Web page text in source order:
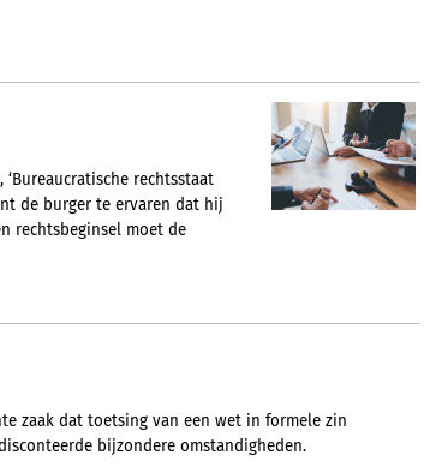
rechtsstaat
de burger te ervaren dat hij
rechtsbeginsel moet de
zaak dat toetsing van een wet in formele zin
bijzondere omstandigheden.